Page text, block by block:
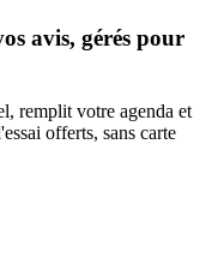
avis, gérés pour
remplit votre agenda et
offerts, sans carte